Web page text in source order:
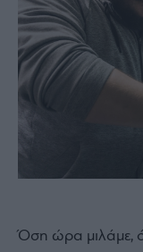
Όση ώρα μιλάμε,